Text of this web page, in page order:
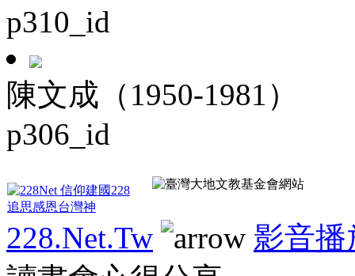
p310_id
陳文成（1950-1981）
p306_id
228.Net.Tw
影音